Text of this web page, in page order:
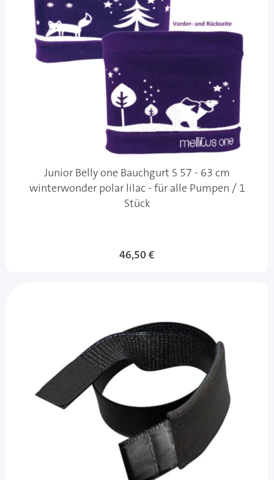
Junior Belly one Bauchgurt S 57 - 63 cm
winterwonder polar lilac - für alle Pumpen / 1
Stück
46,50 €